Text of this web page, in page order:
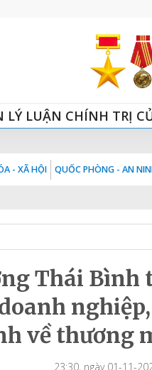
LÝ LUẬN CHÍNH TRỊ
- XÃ HỘI QUỐC PHÒNG - AN
Thái Bình
về thương
23:30, ngày 01-11-